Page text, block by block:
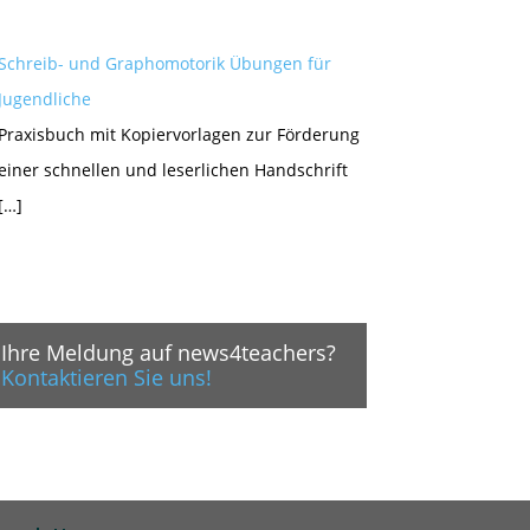
und Graphomotorik Übungen für
Jugendliche
Praxisbuch mit Kopiervorlagen zur Förderung
schnellen und leserlichen Handschrift
[…]
Ihre Meldung auf news4teachers?
Kontaktieren Sie uns!